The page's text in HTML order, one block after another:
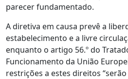
parecer fundamentado.
A diretiva em causa prevê a
estabelecimento e a livre
enquanto o artigo 56.º do
Funcionamento da União
restrições a estes direitos